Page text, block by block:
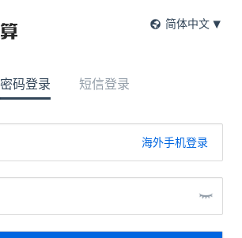
简体中文
密码登录 短信登录
海外手机登录